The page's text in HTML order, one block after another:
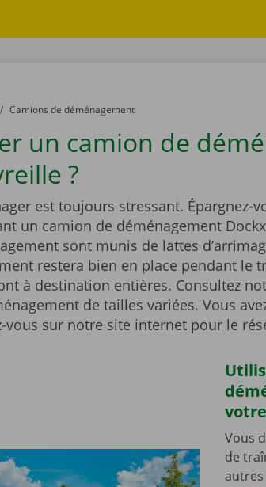
to
Camions de déménagement
un camion de
?
est toujours stressant. Épargnez-
un camion de déménagement
sont munis de lattes
restera bien en place pendant le
à destination entières. Consultez
de tailles variées. Vous
vous sur notre site internet pour le
Vous
de
autres